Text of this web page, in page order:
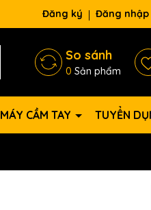
Đăng ký Đăng nhập
So sánh
0 Sản phẩm
MÁY CẦM TAY TUYỂN